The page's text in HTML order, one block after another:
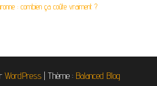
: combien ça coûte vraiment ?
WordPress | Thème : Balanced Blog